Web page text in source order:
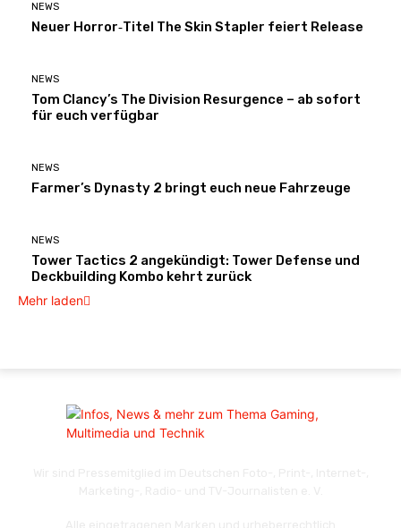
NEWS
Neuer Horror‑Titel The Skin Stapler feiert Release
NEWS
Tom Clancy’s The Division Resurgence – ab sofort
für euch verfügbar
NEWS
Farmer’s Dynasty 2 bringt euch neue Fahrzeuge
NEWS
Tower Tactics 2 angekündigt: Tower Defense und
Deckbuilding Kombo kehrt zurück
Mehr laden